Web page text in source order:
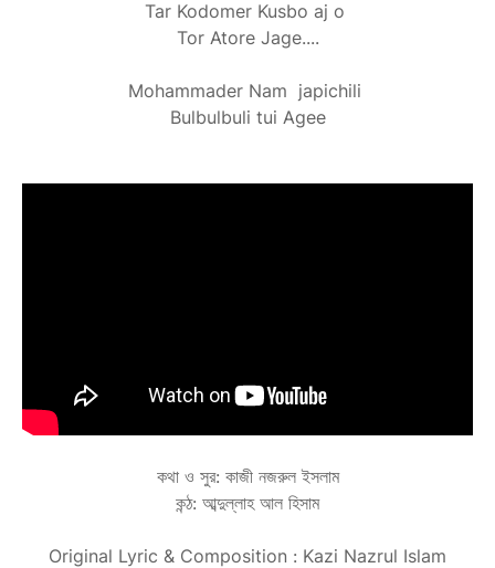
Tar Kodomer Kusbo aj o
Tor Atore Jage....
Mohammader Nam japichili
Bulbulbuli tui Agee
কথা ও সুর: কাজী নজরুল ইসলাম
কন্ঠ: আব্দুল্লাহ আল হিসাম
Original Lyric & Composition : Kazi Nazrul Islam